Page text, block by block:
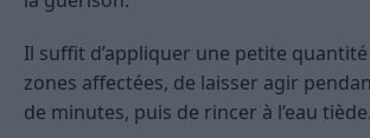
Il suffit d’appliquer une petite
zones affectées, de laisser agir
de minutes, puis de rincer à l’eau tiède.